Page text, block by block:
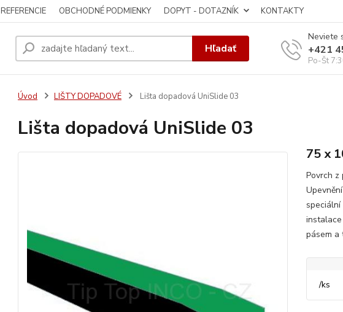
REFERENCIE OBCHODNÉ PODMIENKY DOPYT - DOTAZNÍK KONTAKTY
Hľadať
Neviete
+421
Po-Št
Úvod LIŠTY DOPADOVÉ Lišta dopadová UniSlide 03
Lišta dopadová UniSlide 03
75 x
Povrch z
pásem a
/ks